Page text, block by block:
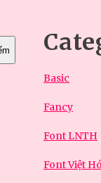
Basic
Fancy
Font LNTH
Font Việt